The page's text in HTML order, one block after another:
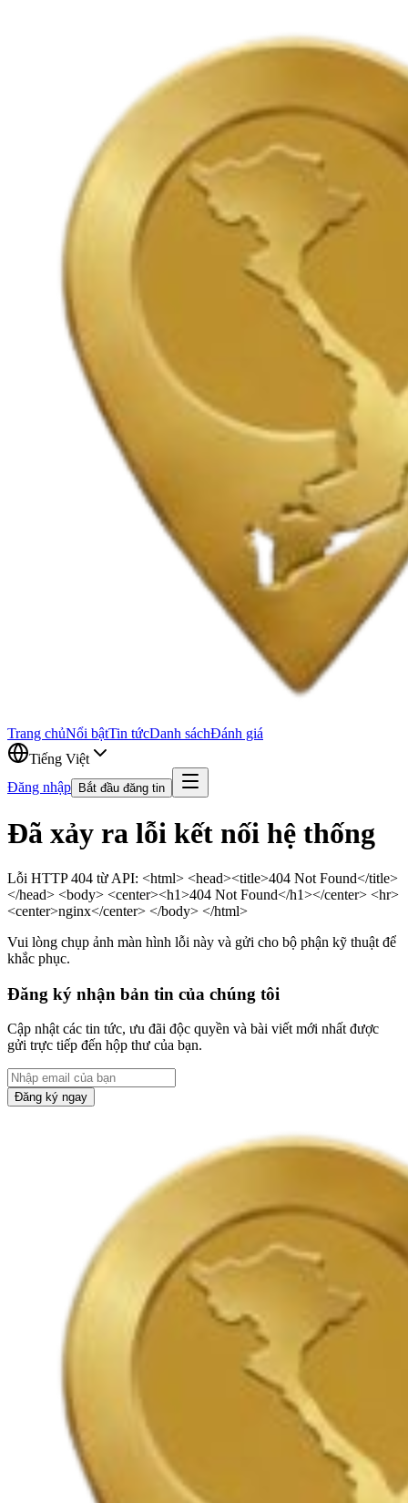
Trang chủNổi bậtTin tứcDanh sáchĐánh giá
Tiếng Việt
Đăng nhập
Bắt đầu đăng tin
Đã xảy ra lỗi kết nối hệ thống
Lỗi HTTP 404 từ API: <html> <head><title>404 Not Found</title>
</head> <body> <center><h1>404 Not Found</h1></center> <hr>
<center>nginx</center> </body> </html>
Vui lòng chụp ảnh màn hình lỗi này và gửi cho bộ phận kỹ thuật để
khắc phục.
Đăng ký nhận bản tin của chúng tôi
Cập nhật các tin tức, ưu đãi độc quyền và bài viết mới nhất được
gửi trực tiếp đến hộp thư của bạn.
Đăng ký ngay